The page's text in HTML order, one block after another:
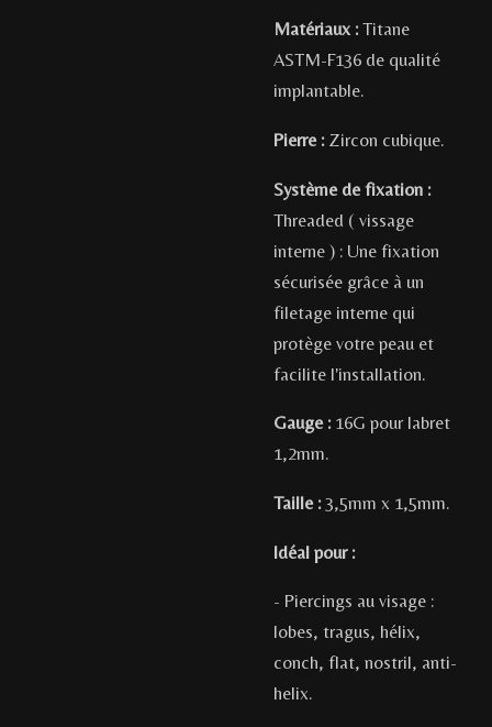
Matériaux :Titane
ASTM-F136 de qualité
implantable.
Pierre :Zircon cubique.
Système de fixation :
Threaded ( vissage
interne ) : Une fixation
sécurisée grâce à un
filetage interne qui
protège votre peau et
facilite l'installation.
Gauge :16G pour labret
1,2mm.
Taille :3,5mm x 1,5mm.
Idéal pour :
- Piercings au visage :
lobes, tragus, hélix,
conch, flat, nostril, anti-
helix.